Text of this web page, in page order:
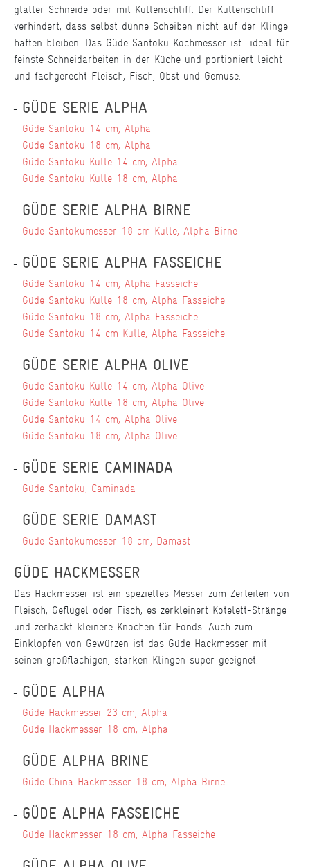
glatter Schneide oder mit Kullenschliff. Der Kullenschliff
verhindert, dass selbst dünne Scheiben nicht auf der Klinge
haften bleiben. Das Güde Santoku Kochmesser ist ideal für
feinste Schneidarbeiten in der Küche und portioniert leicht
und fachgerecht Fleisch, Fisch, Obst und Gemüse.
GÜDE SERIE ALPHA
Güde Santoku 14 cm, Alpha
Güde Santoku 18 cm, Alpha
Güde Santoku Kulle 14 cm, Alpha
Güde Santoku Kulle 18 cm, Alpha
GÜDE SERIE ALPHA BIRNE
Güde Santokumesser 18 cm Kulle, Alpha Birne
GÜDE SERIE ALPHA FASSEICHE
Güde Santoku 14 cm, Alpha Fasseiche
Güde Santoku Kulle 18 cm, Alpha Fasseiche
Güde Santoku 18 cm, Alpha Fasseiche
Güde Santoku 14 cm Kulle, Alpha Fasseiche
GÜDE SERIE ALPHA OLIVE
Güde Santoku Kulle 14 cm, Alpha Olive
Güde Santoku Kulle 18 cm, Alpha Olive
Güde Santoku 14 cm, Alpha Olive
Güde Santoku 18 cm, Alpha Olive
GÜDE SERIE CAMINADA
Güde Santoku, Caminada
GÜDE SERIE DAMAST
Güde Santokumesser 18 cm, Damast
GÜDE HACKMESSER
Das Hackmesser ist ein spezielles Messer zum Zerteilen von
Fleisch, Geflügel oder Fisch, es zerkleinert Kotelett-Stränge
und zerhackt kleinere Knochen für Fonds. Auch zum
Einklopfen von Gewürzen ist das Güde Hackmesser mit
seinen großflächigen, starken Klingen super geeignet.
GÜDE ALPHA
Güde Hackmesser 23 cm, Alpha
Güde Hackmesser 18 cm, Alpha
GÜDE ALPHA BRINE
Güde China Hackmesser 18 cm, Alpha Birne
GÜDE ALPHA FASSEICHE
Güde Hackmesser 18 cm, Alpha Fasseiche